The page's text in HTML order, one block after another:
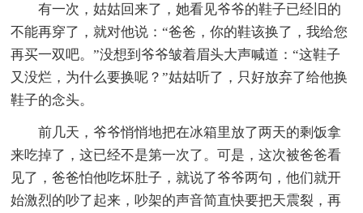
有一次，姑姑回来了，她看见爷爷的鞋子已经旧的
不能再穿了，就对他说：“爸爸，你的鞋该换了，我给您
再买一双吧。”没想到爷爷皱着眉头大声喊道：“这鞋子
又没烂，为什么要换呢？”姑姑听了，只好放弃了给他换
鞋子的念头。
前几天，爷爷悄悄地把在冰箱里放了两天的剩饭拿
来吃掉了，这已经不是第一次了。可是，这次被爸爸看
见了，爸爸怕他吃坏肚子，就说了爷爷两句，他们就开
始激烈的吵了起来，吵架的声音简直快要把天震裂，再